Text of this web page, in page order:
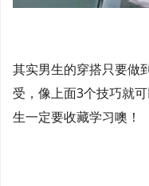
其实男生的穿搭只要做
受，像上面3个技巧就
生一定要收藏学习噢！